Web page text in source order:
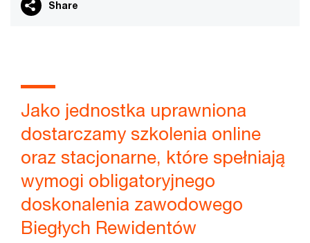
Share
Jako jednostka uprawniona
dostarczamy szkolenia online
oraz stacjonarne, które spełniają
wymogi obligatoryjnego
doskonalenia zawodowego
Biegłych Rewidentów